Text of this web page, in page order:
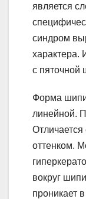
является
синдром
характера.
с пяточной
Форма
линейной.
оттенком.
вокруг
проникает